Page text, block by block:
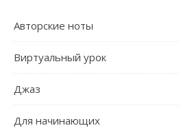
Авторские ноты
Виртуальный урок
Джаз
Для начинающих